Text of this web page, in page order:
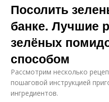
Посолить
банке. Лучшие
зелёных
способом
Рассмотрим несколько
пошаговой инструкцией
ингредиентов.